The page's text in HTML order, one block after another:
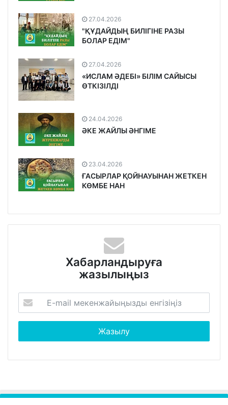
27.04.2026
"ҚҰДАЙДЫҢ БИЛІГІНЕ РАЗЫ
БОЛАР ЕДІМ"
27.04.2026
«ИСЛАМ ӘДЕБІ» БІЛІМ САЙЫСЫ
ӨТКІЗІЛДІ
24.04.2026
ӘКЕ ЖАЙЛЫ ӘНГІМЕ
23.04.2026
ҒАСЫРЛАР ҚОЙНАУЫНАН ЖЕТКЕН
КӨМБЕ НАН
Хабарландыруға
жазылыңыз